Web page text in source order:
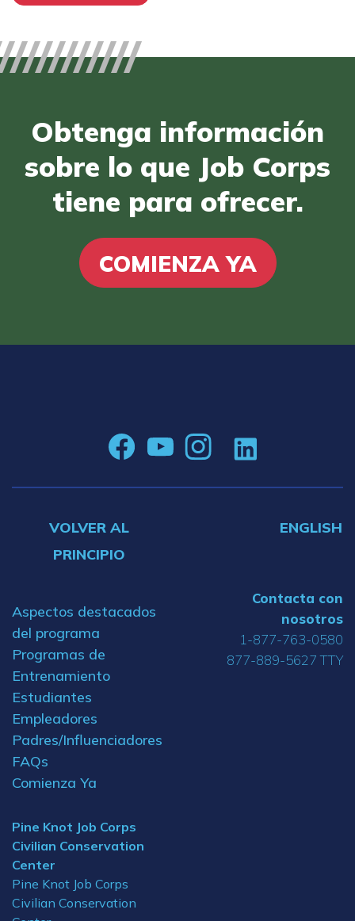
Obtenga información
sobre lo que Job Corps
tiene para ofrecer.
COMIENZA YA
VOLVER AL
PRINCIPIO
ENGLISH
Aspectos destacados
del programa
Programas de
Entrenamiento
Estudiantes
Empleadores
Padres/Influenciadores
FAQs
Comienza Ya
Pine Knot Job Corps
Civilian Conservation
Center
Pine Knot Job Corps
Civilian Conservation
Contacta con
nosotros
1-877-763-0580
877-889-5627 TTY